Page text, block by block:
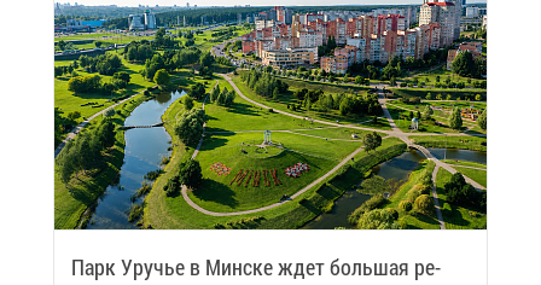
Парк Уру­чье в Мин­ске ждет боль­шая ре­